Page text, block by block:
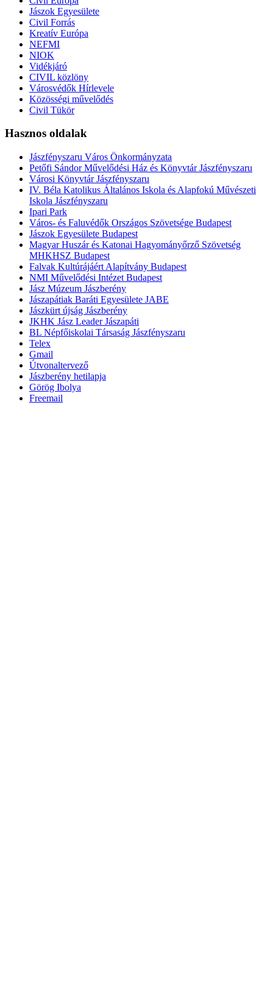
Jászok Egyesülete
Civil Forrás
Kreatív Európa
NEFMI
NIOK
Vidékjáró
CIVIL közlöny
Városvédők Hírlevele
Közösségi művelődés
Civil Tükör
Hasznos oldalak
Jászfényszaru Város Önkormányzata
Petőfi Sándor Művelődési Ház és Könyvtár Jászfényszaru
Városi Könyvtár Jászfényszaru
IV. Béla Katolikus Általános Iskola és Alapfokú Művészeti
Iskola Jászfényszaru
Ipari Park
Város- és Faluvédők Országos Szövetsége Budapest
Jászok Egyesülete Budapest
Magyar Huszár és Katonai Hagyományőrző Szövetség
MHKHSZ Budapest
Falvak Kultúrájáért Alapítvány Budapest
NMI Művelődési Intézet Budapest
Jász Múzeum Jászberény
Jászapátiak Baráti Egyesülete JABE
Jászkürt újság Jászberény
JKHK Jász Leader Jászapáti
BL Népfőiskolai Társaság Jászfényszaru
Telex
Gmail
Útvonaltervező
Jászberény hetilapja
Görög Ibolya
Freemail